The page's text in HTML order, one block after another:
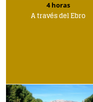
4 horas
A través del Ebro